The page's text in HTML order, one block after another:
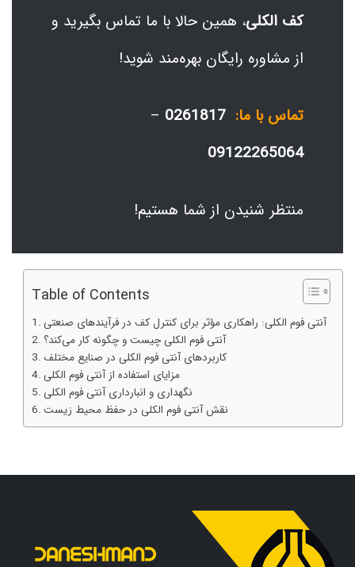
کف الکلی، همین حالا با ما تماس بگیرید و
از مشاوره رایگان بهره‌مند شوید!
تماس با ما: 0261817
–
09122265064
منتظر شنیدن از شما هستیم!
Table of Contents
آنتی فوم الکلی: راهکاری مؤثر برای کنترل کف در فرآیندهای صنعتی
آنتی فوم الکلی چیست و چگونه کار می‌کند؟
کاربردهای آنتی فوم الکلی در صنایع مختلف
مزایای استفاده از آنتی فوم الکلی
نگهداری و انبارداری آنتی فوم الکلی
نقش آنتی فوم الکلی در حفظ محیط زیست